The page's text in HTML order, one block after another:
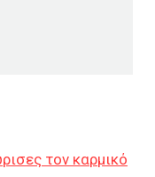
τον καρμικό